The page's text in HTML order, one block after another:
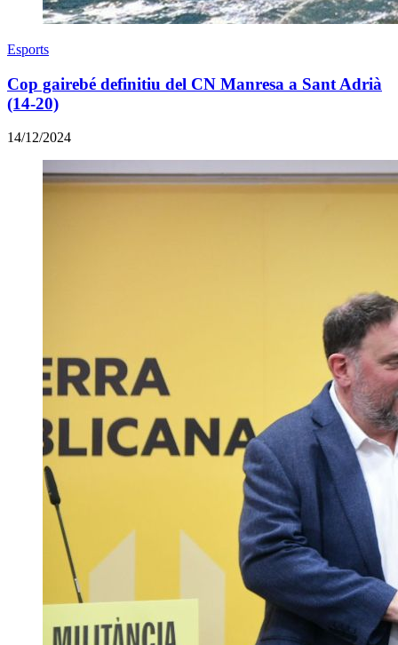
Esports
Cop gairebé definitiu del CN Manresa a Sant Adrià
(14-20)
14/12/2024